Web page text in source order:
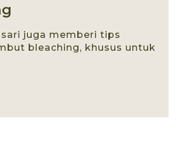
juga memberi tips
bleaching, khusus untuk